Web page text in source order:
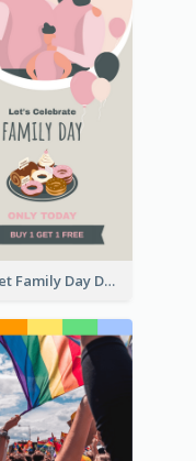
Sweet Family Day Dessert Offer Instagram Story